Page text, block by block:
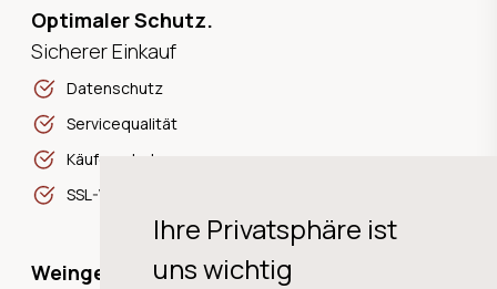
Ihre Privatsphäre ist
uns wichtig
Optimaler Schutz.
Sicherer Einkauf
Datenschutz
Servicequalität
Käuferschutz
SSL-Verschlüsselung
Weingeschichten,